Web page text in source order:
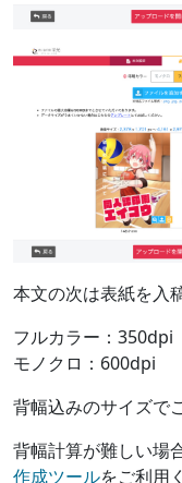
本文の次は表紙を入
フルカラー：350dpi
モノクロ：600dpi
背幅込みのサイズで
背幅計算が難しい場
作成ツールをご利用